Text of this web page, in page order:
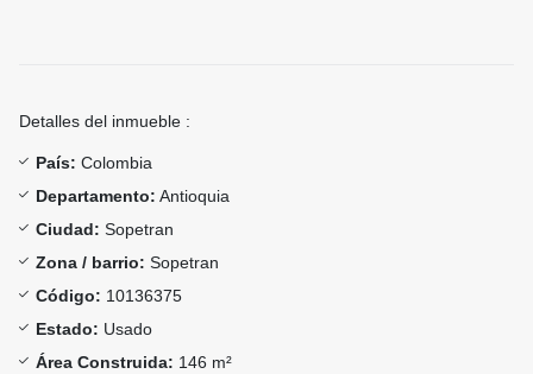
Detalles del inmueble :
País: Colombia
Departamento: Antioquia
Ciudad: Sopetran
Zona / barrio: Sopetran
Código: 10136375
Estado: Usado
Área Construida: 146 m²